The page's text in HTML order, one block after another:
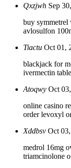
Qxzjwh Sep
buy symmetrel
avlosulfon
Tiactu Oct 01,
blackjack for
ivermectin
Atoqwy Oct
online casino
order levoxyl
Xddbsv Oct
medrol 16mg
triamcinolone